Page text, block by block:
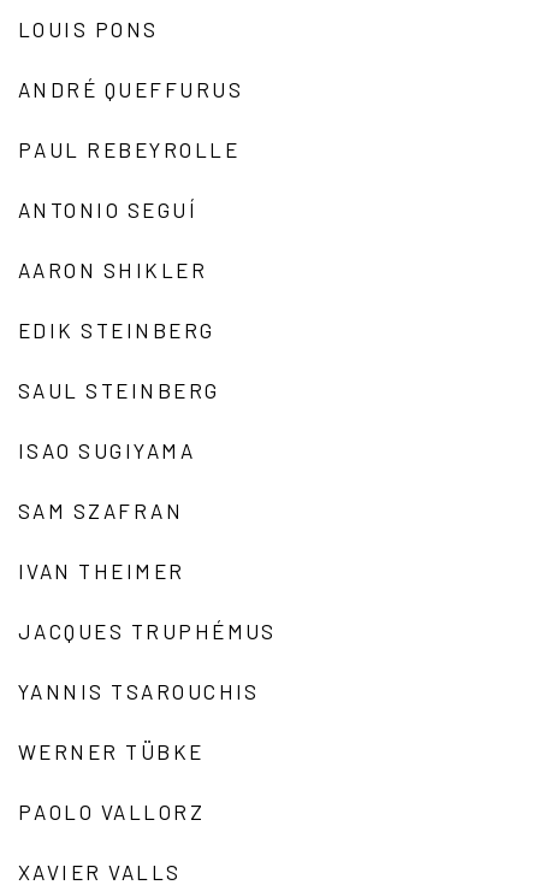
LOUIS PONS
ANDRÉ QUEFFURUS
PAUL REBEYROLLE
ANTONIO SEGUÍ
AARON SHIKLER
EDIK STEINBERG
SAUL STEINBERG
ISAO SUGIYAMA
SAM SZAFRAN
IVAN THEIMER
JACQUES TRUPHÉMUS
YANNIS TSAROUCHIS
WERNER TÜBKE
PAOLO VALLORZ
XAVIER VALLS